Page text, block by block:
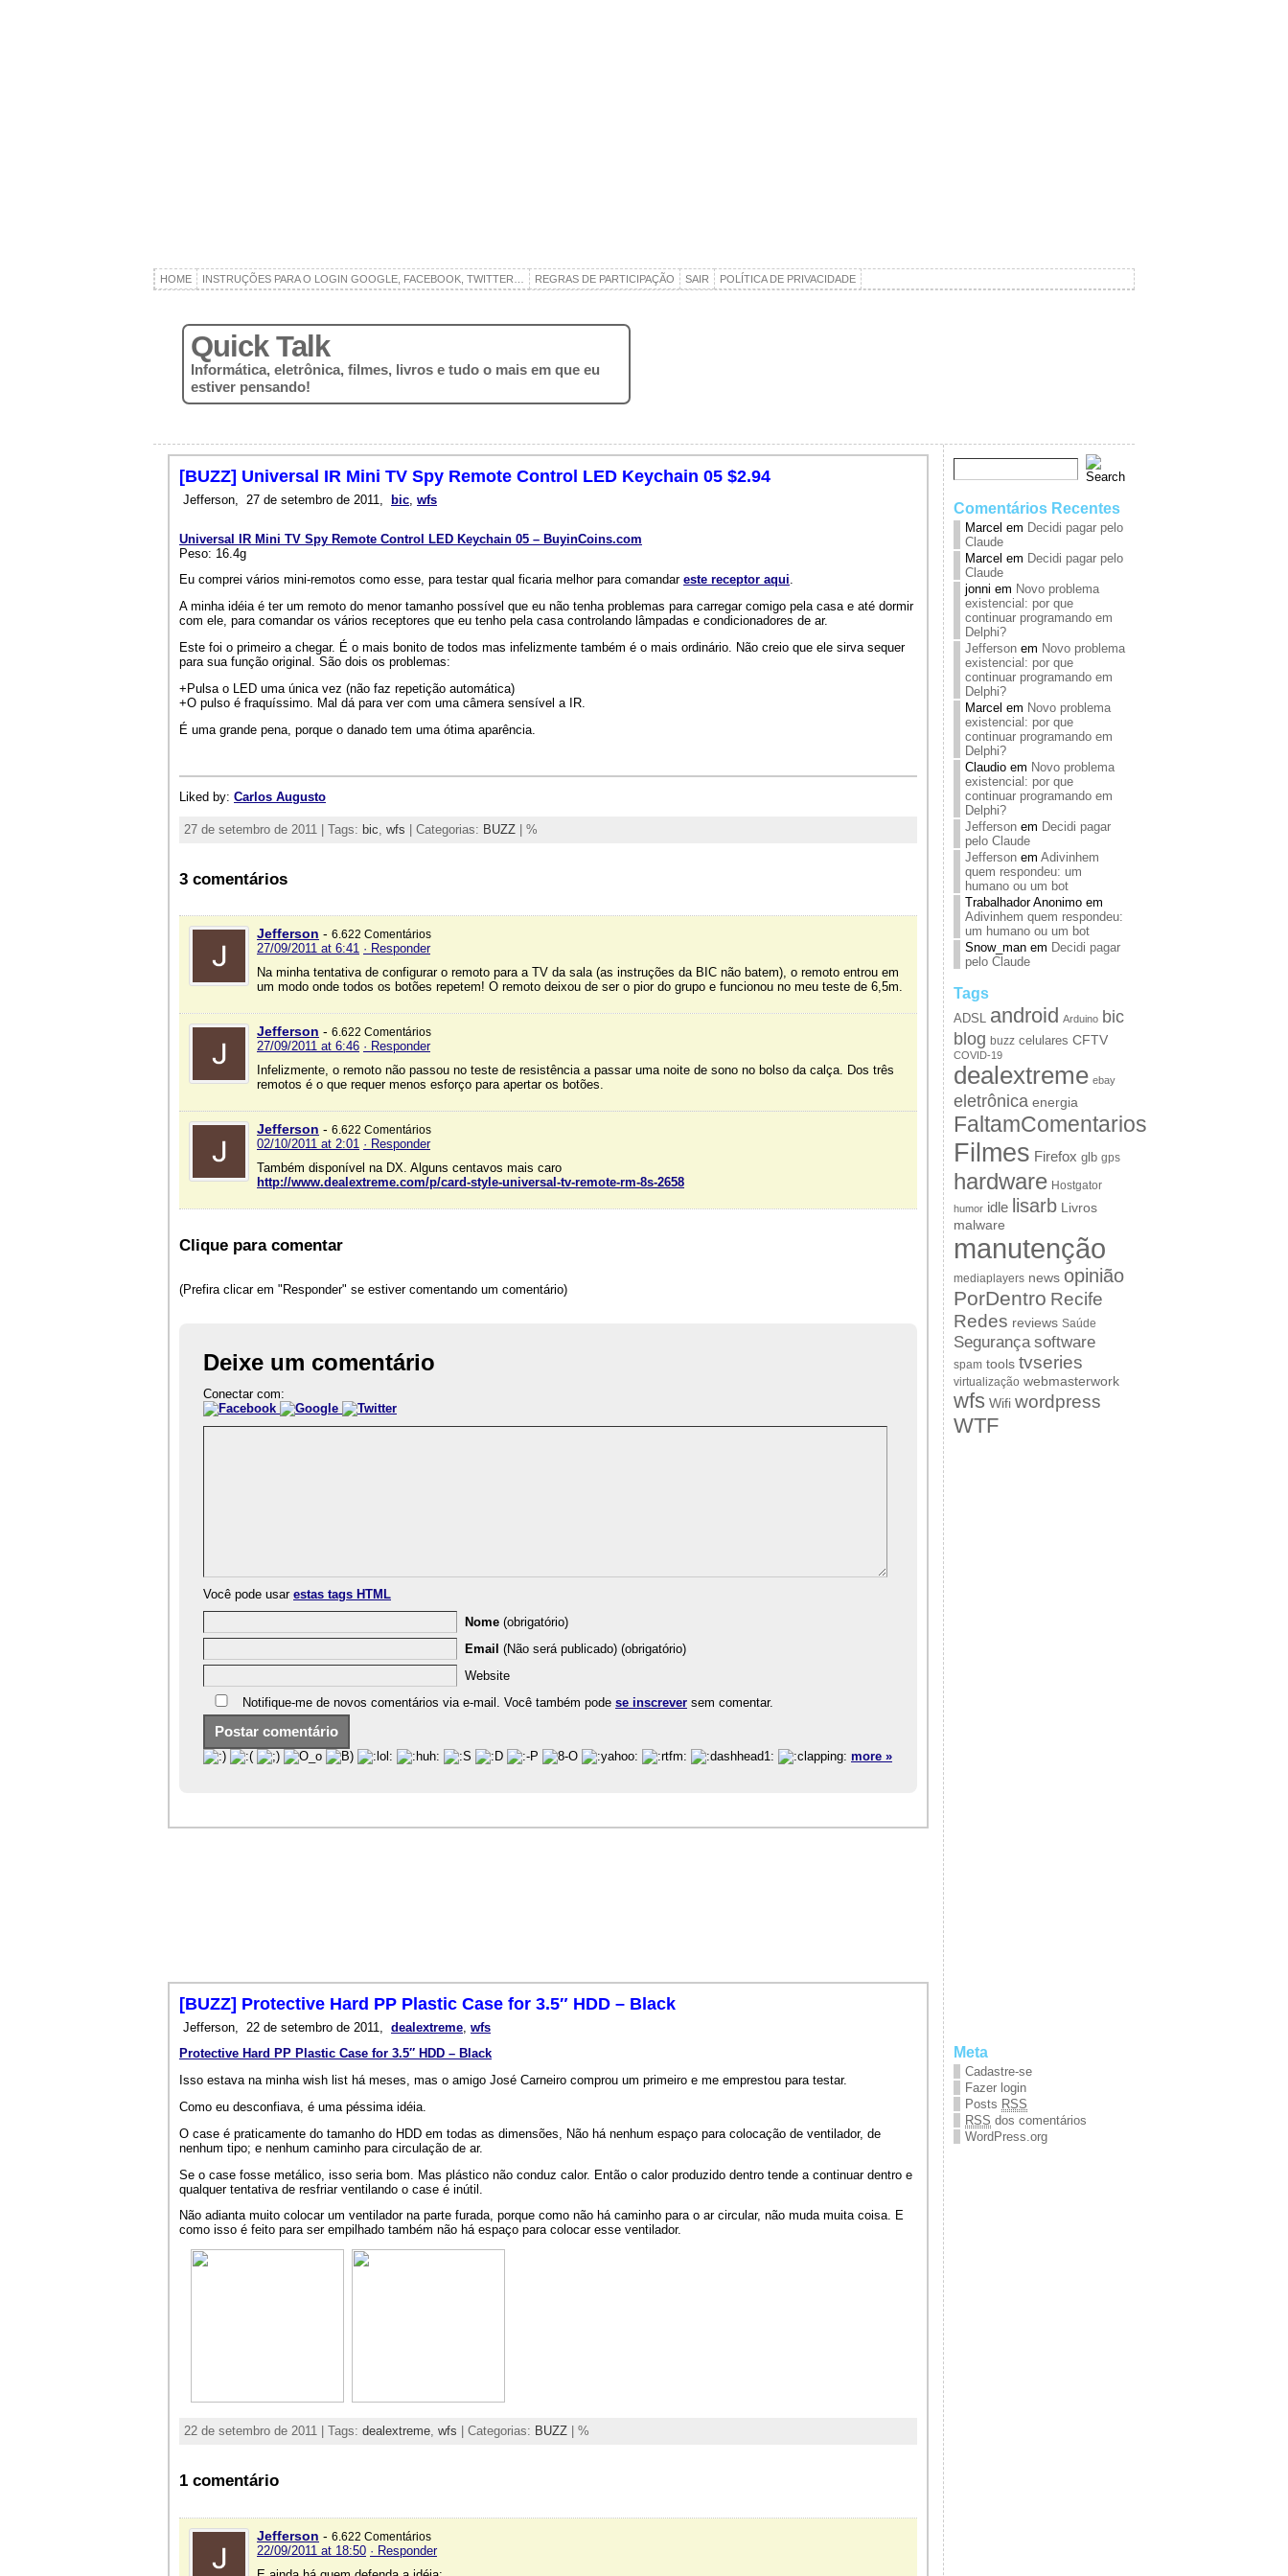
HOME INSTRUÇÕES PARA O LOGIN GOOGLE, FACEBOOK, TWITTER… REGRAS DE PARTICIPAÇÃO SAIR POLÍTICA DE PRIVACIDADE
Quick Talk
Informática, eletrônica, filmes, livros e tudo o mais em que eu
estiver pensando!
[BUZZ] Universal IR Mini TV Spy Remote Control LED Keychain 05 $2.94
Jefferson, 27 de setembro de 2011, bic, wfs
Universal IR Mini TV Spy Remote Control LED Keychain 05 – BuyinCoins.com
Peso: 16.4g
Eu comprei vários mini-remotos como esse, para testar qual ficaria melhor para comandar este receptor aqui.
A minha idéia é ter um remoto do menor tamanho possível que eu não tenha problemas para carregar comigo pela casa e até dormir
com ele, para comandar os vários receptores que eu tenho pela casa controlando lâmpadas e condicionadores de ar.
Este foi o primeiro a chegar. É o mais bonito de todos mas infelizmente também é o mais ordinário. Não creio que ele sirva sequer
para sua função original. São dois os problemas:
+Pulsa o LED uma única vez (não faz repetição automática)
+O pulso é fraquíssimo. Mal dá para ver com uma câmera sensível a IR.
É uma grande pena, porque o danado tem uma ótima aparência.
Liked by: Carlos Augusto
27 de setembro de 2011 | Tags: bic wfs | Categorias: BUZZ | %
3 comentários
Jefferson - 6.622 Comentários
27/09/2011 at 6:41 · Responder
Na minha tentativa de configurar o remoto para a TV da sala (as instruções da BIC não batem), o remoto entrou em
um modo onde todos os botões repetem! O remoto deixou de ser o pior do grupo e funcionou no meu teste de 6,5m.
Jefferson - 6.622 Comentários
27/09/2011 at 6:46 · Responder
Infelizmente, o remoto não passou no teste de resistência a passar uma noite de sono no bolso da calça. Dos três
remotos é o que requer menos esforço para apertar os botões.
Jefferson - 6.622 Comentários
02/10/2011 at 2:01 · Responder
Também disponível na DX. Alguns centavos mais caro
http://www.dealextreme.com/p/card-style-universal-tv-remote-rm-8s-2658
Clique para comentar
(Prefira clicar em "Responder" se estiver comentando um comentário)
Deixe um comentário
Conectar com:
Você pode usar estas tags HTML
Nome (obrigatório)
Email (Não será publicado) (obrigatório)
Website
Notifique-me de novos comentários via e-mail. Você também pode se inscrever sem comentar.
more »
[BUZZ] Protective Hard PP Plastic Case for 3.5″ HDD – Black
Jefferson, 22 de setembro de 2011, dealextreme wfs
Protective Hard PP Plastic Case for 3.5″ HDD – Black
Isso estava na minha wish list há meses, mas o amigo José Carneiro comprou um primeiro e me emprestou para testar.
Como eu desconfiava, é uma péssima idéia.
O case é praticamente do tamanho do HDD em todas as dimensões, Não há nenhum espaço para colocação de ventilador, de
nenhum tipo; e nenhum caminho para circulação de ar.
Se o case fosse metálico, isso seria bom. Mas plástico não conduz calor. Então o calor produzido dentro tende a continuar dentro e
qualquer tentativa de resfriar ventilando o case é inútil.
Não adianta muito colocar um ventilador na parte furada, porque como não há caminho para o ar circular, não muda muita coisa. E
como isso é feito para ser empilhado também não há espaço para colocar esse ventilador.
22 de setembro de 2011 | Tags: dealextreme, wfs | Categorias: BUZZ | %
1 comentário
Jefferson - 6.622 Comentários
22/09/2011 at 18:50 · Responder
Comentários Recentes
Marcel em Decidi pagar pelo
Claude
Marcel em Decidi pagar pelo
Claude
jonni em Novo problema
existencial: por que
continuar programando em
Delphi?
Jefferson em Novo problema
existencial: por que
continuar programando em
Delphi?
Marcel em Novo problema
existencial: por que
continuar programando em
Delphi?
Claudio em Novo problema
existencial: por que
continuar programando em
Delphi?
Jefferson em Decidi pagar
pelo Claude
Jefferson em Adivinhem
quem respondeu: um
humano ou um bot
Trabalhador Anonimo em
Adivinhem quem respondeu:
um humano ou um bot
Snow_man em Decidi pagar
pelo Claude
Tags
ADSL android Arduino bic
blog buzz celulares CFTV
COVID-19
dealextreme ebay
eletrônica energia
FaltamComentarios
Filmes Firefox glb gps
hardware Hostgator
humor idle lisarb Livros
malware
manutenção
mediaplayers news opinião
PorDentro Recife
Redes reviews Saúde
Segurança software
spam tools tvseries
virtualização webmasterwork
wfs Wifi wordpress
WTF
Meta
Cadastre-se
Fazer login
Posts RSS
RSS dos comentários
WordPress.org